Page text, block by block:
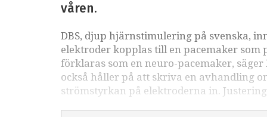
våren.
DBS, djup hjärnstimulering på svenska,
elektroder kopplas till en pacemaker som
förklaras som en neuro-pacemaker,
också håller på att skriva en avhandling
strömstyrkan på elektroderna in.